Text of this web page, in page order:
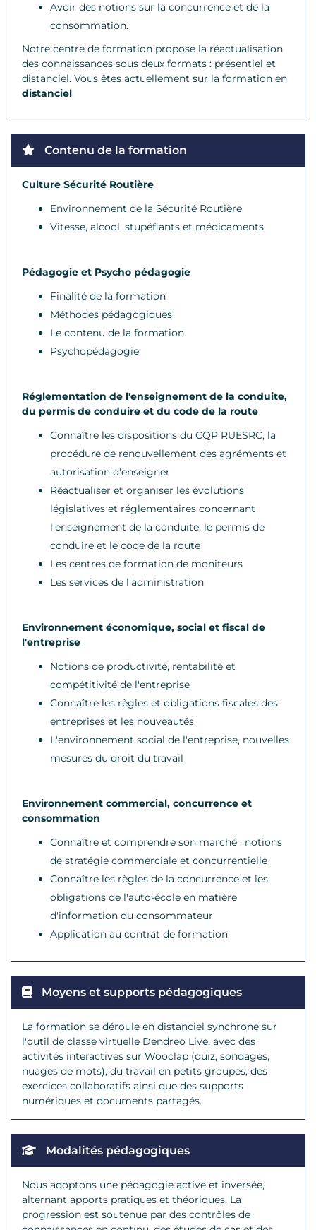
Avoir des notions sur la concurrence et de la
consommation.
Notre centre de formation propose la réactualisation
des connaissances sous deux formats : présentiel et
distanciel. Vous êtes actuellement sur la formation en
distanciel.
Contenu de la formation
Culture Sécurité Routière
Environnement de la Sécurité Routière
Vitesse, alcool, stupéfiants et médicaments
Pédagogie et Psycho pédagogie
Finalité de la formation
Méthodes pédagogiques
Le contenu de la formation
Psychopédagogie
Réglementation de l'enseignement de la conduite,
du permis de conduire et du code de la route
Connaître les dispositions du CQP RUESRC, la
procédure de renouvellement des agréments et
autorisation d'enseigner
Réactualiser et organiser les évolutions
législatives et réglementaires concernant
l'enseignement de la conduite, le permis de
conduire et le code de la route
Les centres de formation de moniteurs
Les services de l'administration
Environnement économique, social et fiscal de
l'entreprise
Notions de productivité, rentabilité et
compétitivité de l'entreprise
Connaître les règles et obligations fiscales des
entreprises et les nouveautés
L'environnement social de l'entreprise, nouvelles
mesures du droit du travail
Environnement commercial, concurrence et
consommation
Connaître et comprendre son marché : notions
de stratégie commerciale et concurrentielle
Connaître les règles de la concurrence et les
obligations de l'auto-école en matière
d'information du consommateur
Application au contrat de formation
Moyens et supports pédagogiques
La formation se déroule en distanciel synchrone sur
l'outil de classe virtuelle Dendreo Live, avec des
activités interactives sur Wooclap (quiz, sondages,
nuages de mots), du travail en petits groupes, des
exercices collaboratifs ainsi que des supports
numériques et documents partagés.
Modalités pédagogiques
Nous adoptons une pédagogie active et inversée,
alternant apports pratiques et théoriques. La
progression est soutenue par des contrôles de